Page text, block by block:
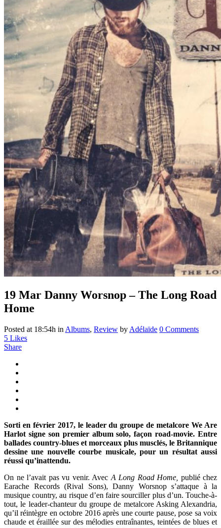
19 Mar Danny Worsnop – The Long Road
Home
Posted at 18:54h in Albums, Review by Adélaïde 0 Comments
5 Likes
Share
Sorti en février 2017, le leader du groupe de metalcore We Are
Harlot signe son premier album solo, façon road-movie. Entre
ballades country-blues et morceaux plus musclés, le Britannique
dessine une nouvelle courbe musicale, pour un résultat aussi
réussi qu’inattendu.
On ne l’avait pas vu venir. Avec A Long Road Home, publié chez
Earache Records (Rival Sons), Danny Worsnop s’attaque à la
musique country, au risque d’en faire sourciller plus d’un. Touche-à-
tout, le leader-chanteur du groupe de metalcore Asking Alexandria,
qu’il réintègre en octobre 2016 après une courte pause, pose sa voix
chaude et éraillée sur des mélodies entraînantes, teintées de blues et